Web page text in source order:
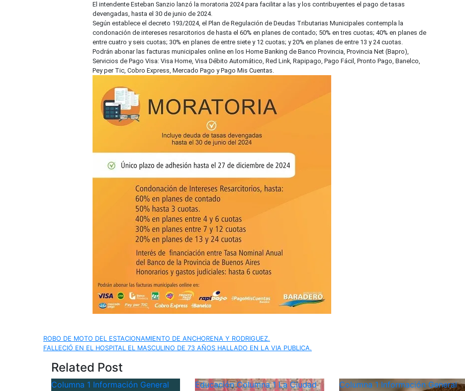
El intendente Esteban Sanzio lanzó la moratoria 2024 para facilitar a las y los contribuyentes el pago de tasas
devengadas, hasta el 30 de junio de 2024.
Según establece el decreto 193/2024, el Plan de Regulación de Deudas Tributarias Municipales contempla la
condonación de intereses resarcitorios de hasta el 60% en planes de contado; 50% en tres cuotas; 40% en planes de
entre cuatro y seis cuotas; 30% en planes de entre siete y 12 cuotas; y 20% en planes de entre 13 y 24 cuotas.
Podrán abonar las facturas municipales online en los Home Banking de Banco Provincia, Provincia Net (Bapro),
Servicios de Pago Visa: Visa Home, Visa Débito Automático, Red Link, Rapipago, Pago Fácil, Pronto Pago, Banelco,
Pey per Tic, Cobro Express, Mercado Pago y Pago Mis Cuentas.
Navegación
de
entradas
ROBO DE MOTO DEL ESTACIONAMIENTO DE ANCHORENA Y RODRIGUEZ.
FALLECIÓ EN EL HOSPITAL EL MASCULINO DE 73 AÑOS HALLADO EN LA VIA PUBLICA.
Related Post
Columna 1 Información General
EducaciónColumna 1 La Ciudad
Columna 1 Información General